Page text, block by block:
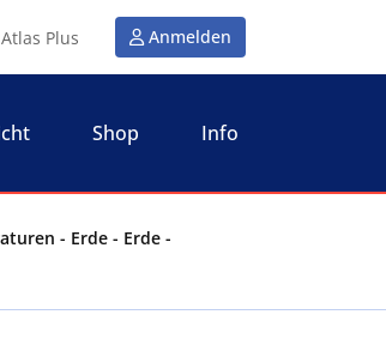
Plus Anmelden
Shop Info
- Erde - Erde -